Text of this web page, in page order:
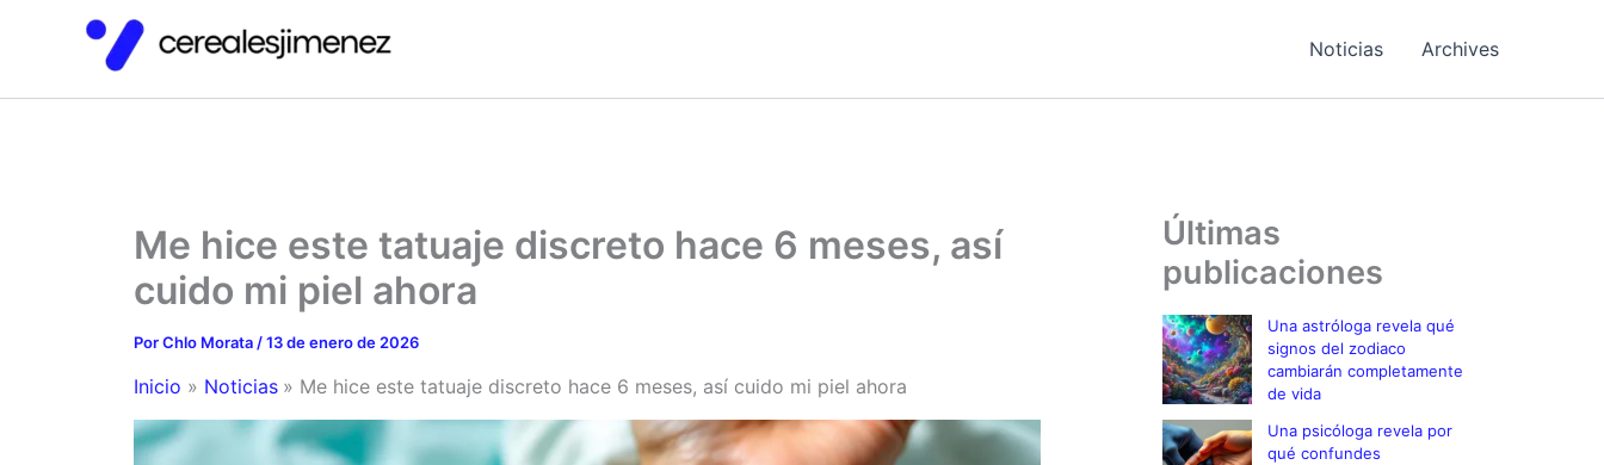
Noticias Archives
Me hice este tatuaje discreto hace 6 meses, así
cuido mi piel ahora
PorChlo Morata /13 de enero de 2026
Inicio Noticias Me hice este tatuaje discreto hace 6 meses, así cuido mi piel ahora
Últimas
publicaciones
Una astróloga revela qué
signos del zodiaco
cambiarán completamente
de vida
Una psicóloga revela por
qué confundes